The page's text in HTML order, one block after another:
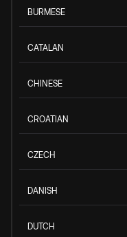
BURMESE
CATALAN
CHINESE
CROATIAN
CZECH
DANISH
DUTCH